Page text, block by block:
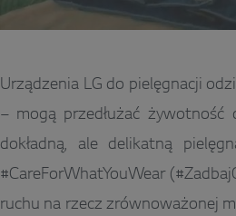
Urządzenia LG do pielęgnacji
– mogą przedłużać
dokładną, ale delikatną
#CareForWhatYouWear
ruchu na rzecz zrównoważonej